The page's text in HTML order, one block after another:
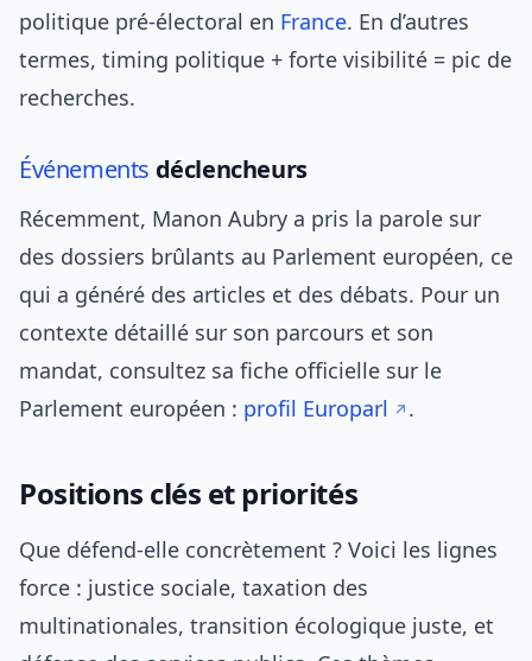
politique pré-électoral en France. En d’autres
termes, timing politique + forte visibilité = pic de
recherches.
Événements déclencheurs
Récemment, Manon Aubry a pris la parole sur
des dossiers brûlants au Parlement européen, ce
qui a généré des articles et des débats. Pour un
contexte détaillé sur son parcours et son
mandat, consultez sa fiche officielle sur le
Parlement européen : profil Europarl .
Positions clés et priorités
Que défend-elle concrètement ? Voici les lignes
force : justice sociale, taxation des
multinationales, transition écologique juste, et